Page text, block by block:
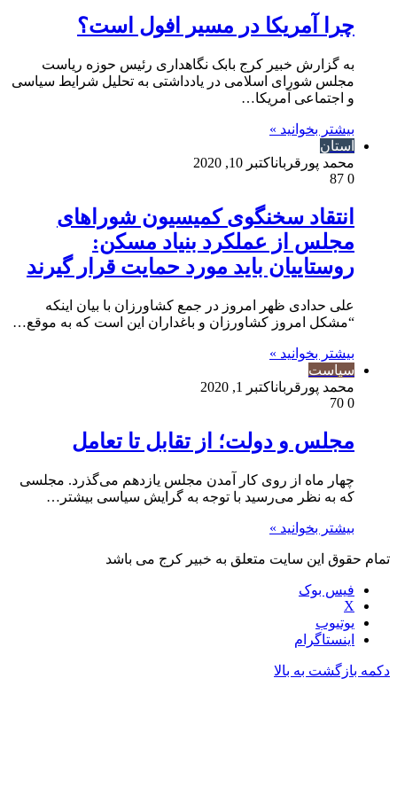
چرا آمریکا در مسیر افول است؟
به گزارش خبیر کرج بابک نگاهداری رئیس حوزه ریاست
مجلس شورای اسلامی در یادداشتی به تحلیل شرایط سیاسی
و اجتماعی آمریکا…
بیشتر بخوانید »
استان
محمد پورقرباناکتبر 10, 2020
0
انتقاد سخنگوی کمیسیون شوراهای
مجلس از عملکرد بنیاد مسکن:
روستاییان باید مورد حمایت قرار گیرند
علی حدادی ظهر امروز در جمع کشاورزان با بیان اینکه
“مشکل امروز کشاورزان و باغداران این است که به موقع…
بیشتر بخوانید »
سیاست
محمد پورقرباناکتبر 1, 2020
0
مجلس و دولت؛ از تقابل تا تعامل
چهار ماه از روی کار آمدن مجلس یازدهم می‌گذرد. مجلسی
که به نظر می‌رسید با توجه به گرایش سیاسی بیشتر…
بیشتر بخوانید »
تمام حقوق این سایت متعلق به خبیر کرج می باشد
فیس بوک
X
یوتیوب
اینستاگرام
دکمه بازگشت به بالا